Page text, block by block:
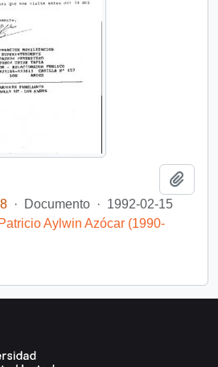
· Documento · 1992-02-15
Aylwin Azócar (1990-